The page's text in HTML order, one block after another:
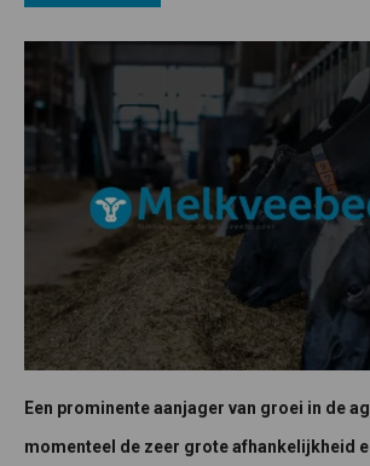
Een prominente aanjager van groei in de
momenteel de zeer grote afhankelijkheid